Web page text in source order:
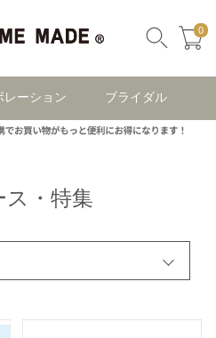
0
レーション ブライダル
ス・特集